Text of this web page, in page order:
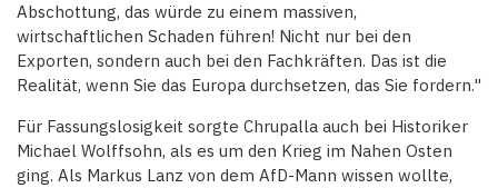
Abschottung, das würde zu einem massiven,
wirtschaftlichen Schaden führen! Nicht nur bei den
Exporten, sondern auch bei den Fachkräften. Das ist die
Realität, wenn Sie das Europa durchsetzen, das Sie fordern."
Für Fassungslosigkeit sorgte Chrupalla auch bei Historiker
Michael Wolffsohn, als es um den Krieg im Nahen Osten
ging. Als Markus Lanz von dem AfD-Mann wissen wollte,